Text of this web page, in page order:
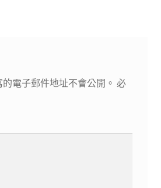
電子郵件地址不會公開。 必